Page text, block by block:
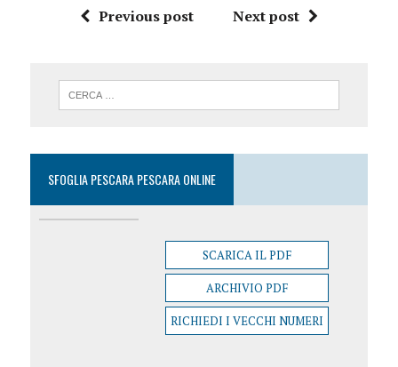
Previous post Next post
SFOGLIA PESCARA PESCARA ONLINE
SCARICA IL PDF
ARCHIVIO PDF
RICHIEDI I VECCHI NUMERI